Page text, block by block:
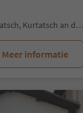
Cortaccia s.S.d.V./Kurtatsch, Kurtatsch an der Weinstraße/Cortaccia sulla Strada del Vino, Alto Adige Wine Road
Meer informatie